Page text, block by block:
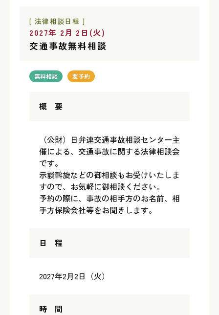
[ 法律相談日程 ]
2027年 2月 2日(火)
交通事故無料相談
無料相談 要予約
概 要
（公財）日弁連交通事故相談センター主
催による、交通事故に関する法律相談会
です。
示談斡旋などの御相談もお受けいたしま
すので、お気軽に御相談ください。
予約の際に、事故の相手方のお名前、相
手方保険会社等をお聞きします。
日 程
2027年2月2日（火）
時 間